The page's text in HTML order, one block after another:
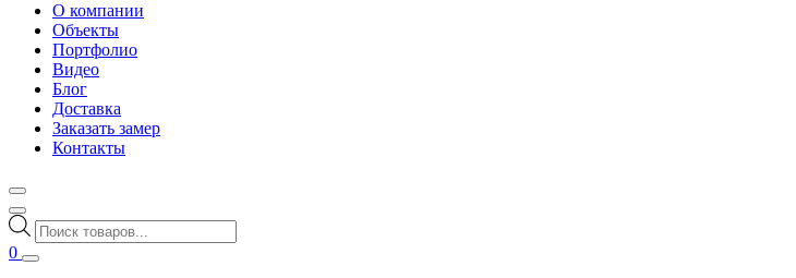
О компании
Объекты
Портфолио
Видео
Блог
Доставка
Заказать замер
Контакты
Поиск
товаров
0